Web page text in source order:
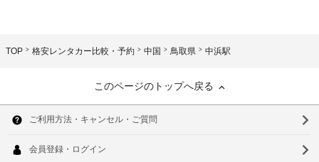
TOP 格安レンタカー比較・予約 中国 鳥取県 中浜駅
このページのトップへ戻る